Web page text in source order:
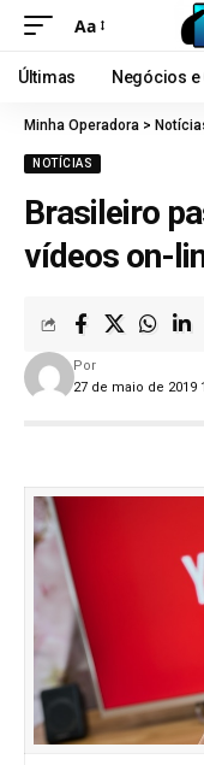
Aa
Últimas Negócios
Minha Operadora >
NOTÍCIAS
Brasileiro
vídeos on-
27 de maio de 2019
Por